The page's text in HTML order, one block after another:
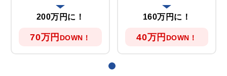
200万円に！
70万円 DOWN！
160万円に！
40万円 DOWN！